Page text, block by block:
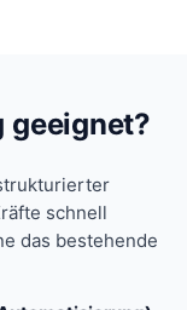
geeignet?
schnell
das bestehende